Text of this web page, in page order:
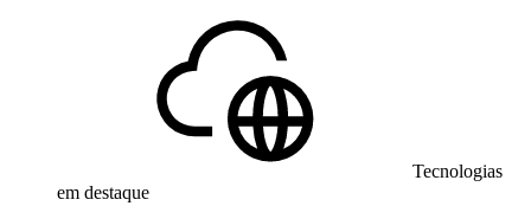
Tecnologias
em destaque